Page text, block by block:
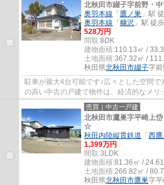
北秋田市綴子字前野・
奥羽本線 「 鷹ノ巣 」駅
奥羽本線 「 糠沢 」駅 徒
528万円
間取:8DK
建物面積:110.13㎡ /
土地面積:367.32㎡ /
秋田県北秋田市綴子字
駐車が最大4台可能です♪広々とした空間
の高い中古の戸建て物件は、経済的なメリ
価格抑えめの物件です♪今回紹介するのは
売買｜中古一戸建
北秋田市鷹巣字平崎上
☆
秋田内陸縦貫鉄道 「 西鷹
1,399万円
間取:3LDK
建物面積:81.36㎡ /
土地面積:266.82㎡ /
秋田県北秋田市鷹巣字